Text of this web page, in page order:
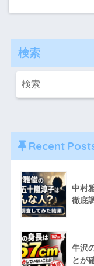
検索
Recent
中村
徹底
牛沢
とが